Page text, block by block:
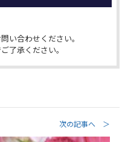
い合わせください。
了承ください。
次の記事へ ＞